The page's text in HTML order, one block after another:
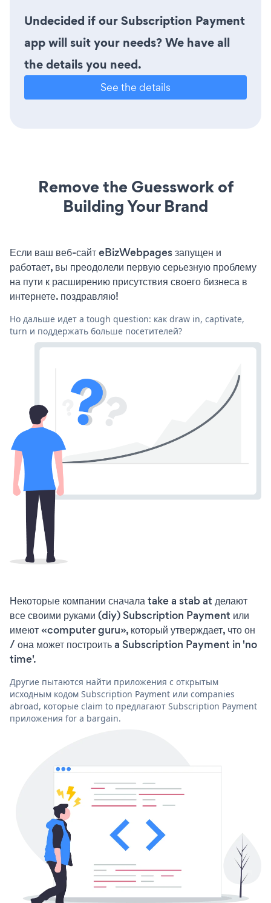
Undecided if our Subscription Payment
app will suit your needs? We have all
the details you need.
See the details
Remove the Guesswork of
Building Your Brand
Если ваш веб-сайт eBizWebpages запущен и
работает, вы преодолели первую серьезную проблему
на пути к расширению присутствия своего бизнеса в
интернете. поздравляю!
Но дальше идет a tough question: как draw in, captivate,
turn и поддержать больше посетителей?
Некоторые компании сначала take a stab at делают
все своими руками (diy) Subscription Payment или
имеют «computer guru», который утверждает, что он
/ она может построить a Subscription Payment in 'no
time'.
Другие пытаются найти приложения с открытым
исходным кодом Subscription Payment или companies
abroad, которые claim to предлагают Subscription Payment
приложения for a bargain.